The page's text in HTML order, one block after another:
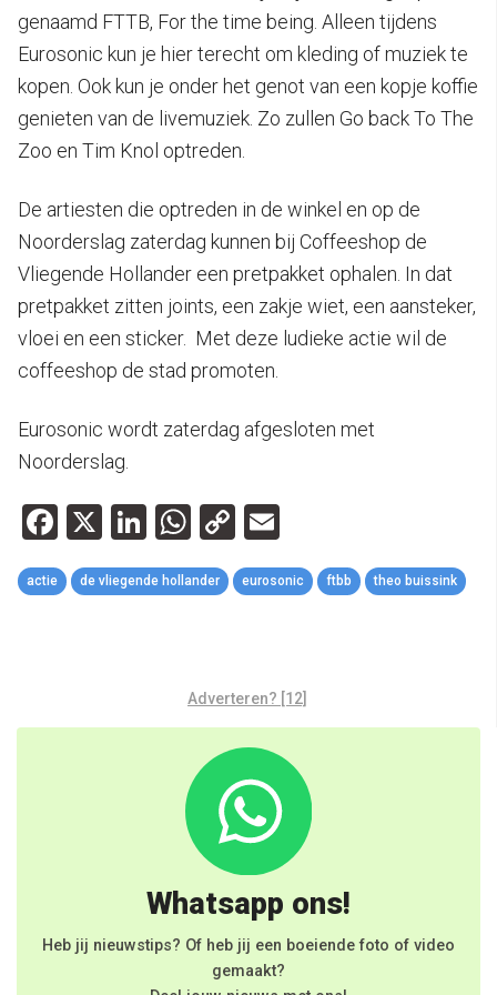
genaamd FTTB, For the time being. Alleen tijdens
Eurosonic kun je hier terecht om kleding of muziek te
kopen. Ook kun je onder het genot van een kopje koffie
genieten van de livemuziek. Zo zullen Go back To The
Zoo en Tim Knol optreden.
De artiesten die optreden in de winkel en op de
Noorderslag zaterdag kunnen bij Coffeeshop de
Vliegende Hollander een pretpakket ophalen. In dat
pretpakket zitten joints, een zakje wiet, een aansteker,
vloei en een sticker. Met deze ludieke actie wil de
coffeeshop de stad promoten.
Eurosonic wordt zaterdag afgesloten met
Noorderslag.
Facebook
X LinkedIn
WhatsApp
Copy
Link
actie de vliegende hollander eurosonic ftbb theo buissink
Adverteren? [12]
Whatsapp ons!
Heb jij nieuwstips? Of heb jij een boeiende foto of video
gemaakt?